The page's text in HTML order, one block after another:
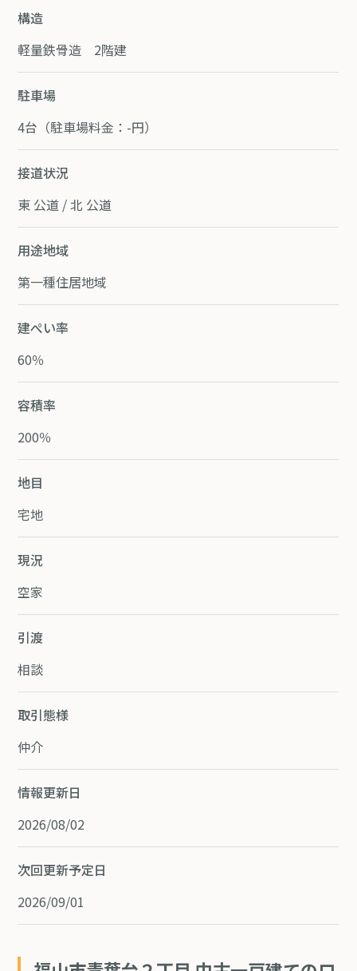
構造
軽量鉄骨造 2階建
駐車場
4台（駐車場料金：-円）
接道状況
東 公道 / 北 公道
用途地域
第一種住居地域
建ぺい率
60％
容積率
200％
地目
宅地
現況
空家
引渡
相談
取引態様
仲介
情報更新日
2026/08/02
次回更新予定日
2026/09/01